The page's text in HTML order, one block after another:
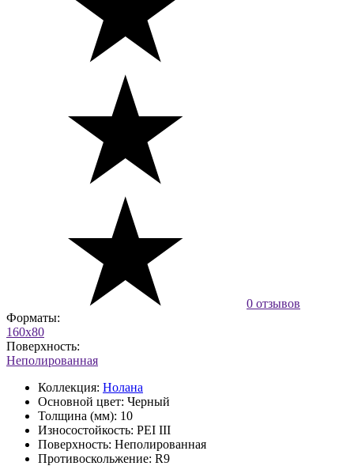
0 отзывов
Форматы:
160x80
Поверхность:
Неполированная
Коллекция: Нолана
Основной цвет: Черный
Толщина (мм): 10
Износостойкость: PEI III
Поверхность: Неполированная
Противоскольжение: R9